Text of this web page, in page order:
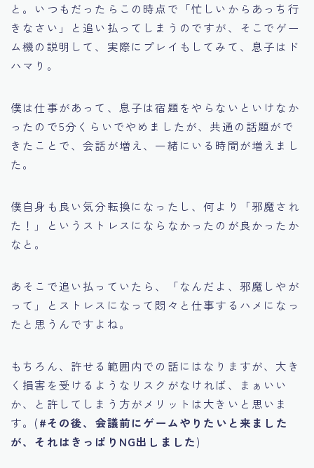
と。いつもだったらこの時点で「忙しいからあっち行
きなさい」と追い払ってしまうのですが、そこでゲー
ム機の説明して、実際にプレイもしてみて、息子はド
ハマり。
僕は仕事があって、息子は宿題をやらないといけなか
ったので5分くらいでやめましたが、共通の話題がで
きたことで、会話が増え、一緒にいる時間が増えまし
た。
僕自身も良い気分転換になったし、何より「邪魔され
た！」というストレスにならなかったのが良かったか
なと。
あそこで追い払っていたら、「なんだよ、邪魔しやが
って」とストレスになって悶々と仕事するハメになっ
たと思うんですよね。
もちろん、許せる範囲内での話にはなりますが、大き
く損害を受けるようなリスクがなければ、まぁいい
か、と許してしまう方がメリットは大きいと思いま
す。(#その後、会議前にゲームやりたいと来ました
が、それはきっぱりNG出しました)